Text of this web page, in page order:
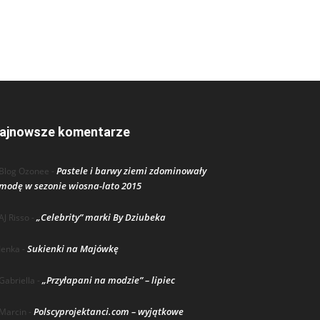
komentarze
Blog Ozonee - Pastele i barwy ziemi zdominowały
w sezonie wiosna-lato 2015
Risso - „Celebrity” marki By Dziubeka
lenka - Sukienki na Majówkę
Gabriella - „Przyłapani na modzie” – lipiec
Marcin - Polscyprojektanci.com – wyjątkowe